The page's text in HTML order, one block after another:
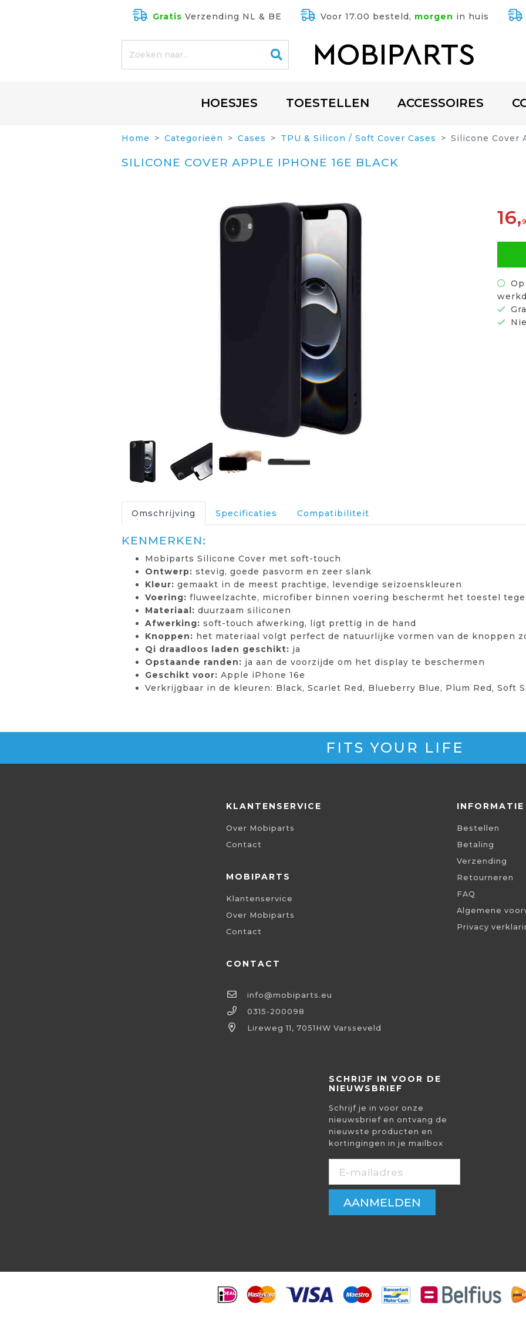
Gratis Verzending NL & BE Voor 17.00 besteld, morgen in huis
HOESJES TOESTELLEN ACCESSOIRES
Home Categorieën Cases TPU & Silicon / Soft Cover Cases Silicone Cover
SILICONE COVER APPLE IPHONE 16E BLACK
16,
Omschrijving Specificaties Compatibiliteit
KENMERKEN:
Mobiparts Silicone Cover met soft-touch
Ontwerp: stevig, goede pasvorm en zeer slank
Kleur: gemaakt in de meest prachtige, levendige seizoenskleuren
Voering: fluweelzachte, microfiber binnen voering beschermt het toestel
Materiaal: duurzaam siliconen
Afwerking: soft-touch afwerking, ligt prettig in de hand
Knoppen: het materiaal volgt perfect de natuurlijke vormen van de knoppen
Qi draadloos laden geschikt: ja
Opstaande randen: ja aan de voorzijde om het display te beschermen
Geschikt voor: Apple iPhone 16e
Verkrijgbaar in de kleuren: Black, Scarlet Red, Blueberry Blue, Plum Red, Soft
FITS YOUR LIFE
KLANTENSERVICE
Over Mobiparts
Contact
MOBIPARTS
Klantenservice
Over Mobiparts
Contact
CONTACT
info@mobiparts.eu
0315-200098
Lireweg 11, 7051HW Varsseveld
INFORMATIE
Bestellen
Betaling
Verzending
Retourneren
FAQ
Algemene
Privacy
SCHRIJF IN VOOR DE
NIEUWSBRIEF
Schrijf je in voor onze
nieuwsbrief en ontvang de
nieuwste producten en
kortingingen in je mailbox
AANMELDEN